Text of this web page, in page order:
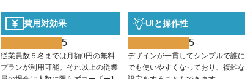
費用対効果
5
従業員数５名までは月額0円の無料
プランが利用可能。それ以上の従業
UIと操作性
5
デザインが一貫してシンプルで誰に
でも使いやすくなっており、複雑な